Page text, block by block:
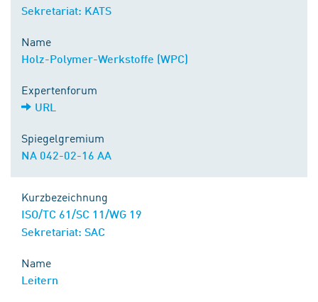
Sekretariat: KATS
Name
Holz-Polymer-Werkstoffe (WPC)
Expertenforum
URL
Spiegelgremium
NA 042-02-16 AA
Kurzbezeichnung
ISO/TC 61/SC 11/WG 19
Sekretariat: SAC
Name
Leitern